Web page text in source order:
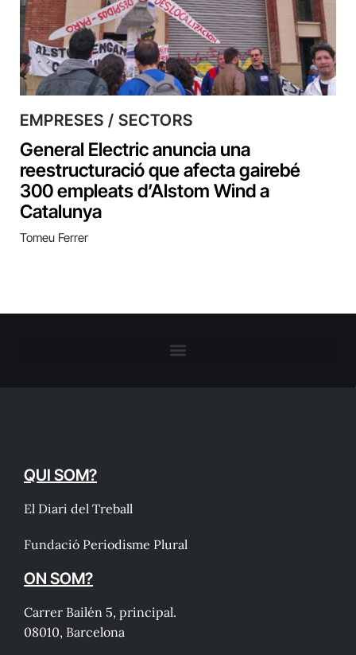
EMPRESES / SECTORS
General Electric anuncia una
reestructuració que afecta gairebé
300 empleats d’Alstom Wind a
Catalunya
Tomeu Ferrer
QUI SOM?
El Diari del Treball
Fundació Periodisme Plural
ON SOM?
Carrer Bailén 5, principal.
08010, Barcelona